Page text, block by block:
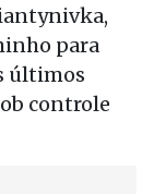
para
últimos
controle